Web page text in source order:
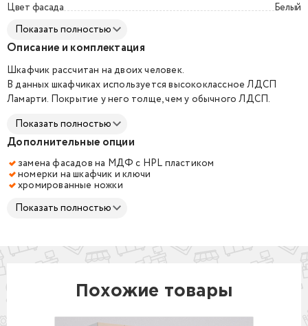
Цвет фасада
Белый
Показать полностью
Описание и комплектация
Шкафчик рассчитан на двоих человек.
В данных шкафчиках используется высококлассное ЛДСП
Ламарти. Покрытие у него толще, чем у обычного ЛДСП.
шкафчики будут меньше подвержены влаге и механическим
повреждениям. А фурнитура будет надёжно прикручена. Так
же это ЛДСП самое безопасное и подходит для
использования во всех сферах, в т.ч. в детских учреждениях.
Двухсекционные шкафчики помогут сэкономить
пространство в зоне раздевалки и обеспечить наибольшую
вместимость мест на небольшой площади. Удобная опция -
Комплектация:
- штанга для вешалок и двойной крючок внутри шкафчика
- задняя стенка накладная
Показать полностью
Дополнительные опции
замена фасадов на МДФ с HPL пластиком
номерки на шкафчик и ключи
хромированные ножки
Показать полностью
Похожие товары